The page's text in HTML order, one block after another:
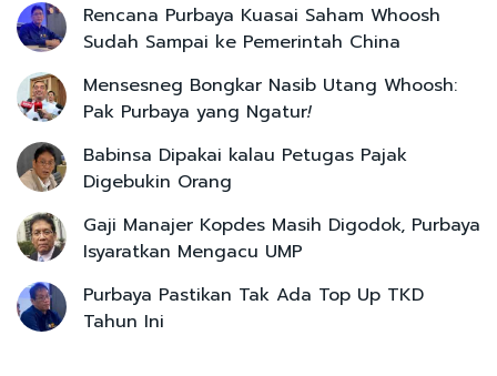
Rencana Purbaya Kuasai Saham Whoosh
Sudah Sampai ke Pemerintah China
Mensesneg Bongkar Nasib Utang Whoosh:
Pak Purbaya yang Ngatur!
Babinsa Dipakai kalau Petugas Pajak
Digebukin Orang
Gaji Manajer Kopdes Masih Digodok, Purbaya
Isyaratkan Mengacu UMP
Purbaya Pastikan Tak Ada Top Up TKD
Tahun Ini